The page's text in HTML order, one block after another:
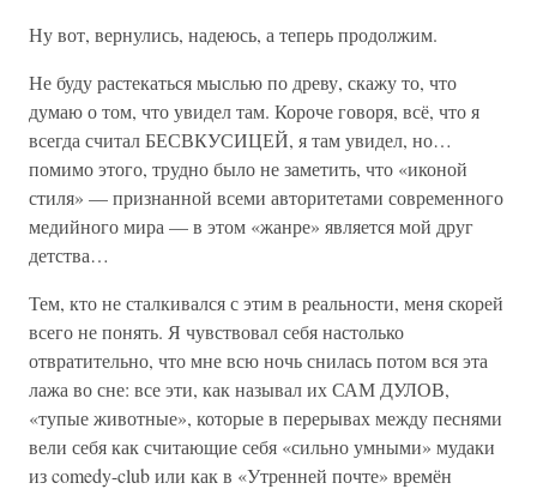
Ну вот, вернулись, надеюсь, а теперь продолжим.
Не буду растекаться мыслью по древу, скажу то, что
думаю о том, что увидел там. Короче говоря, всё, что я
всегда считал БЕСВКУСИЦЕЙ, я там увидел, но…
помимо этого, трудно было не заметить, что «иконой
стиля» — признанной всеми авторитетами современного
медийного мира — в этом «жанре» является мой друг
детства…
Тем, кто не сталкивался с этим в реальности, меня скорей
всего не понять. Я чувствовал себя настолько
отвратительно, что мне всю ночь снилась потом вся эта
лажа во сне: все эти, как называл их САМ ДУЛОВ,
«тупые животные», которые в перерывах между песнями
вели себя как считающие себя «сильно умными» мудаки
из comedy-club или как в «Утренней почте» времён